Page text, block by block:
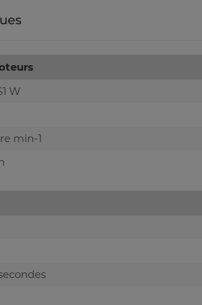
W
min-1